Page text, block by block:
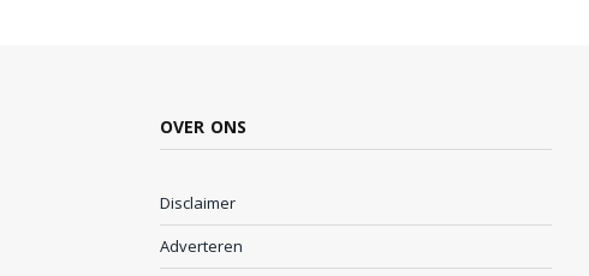
OVER ONS
Disclaimer
Adverteren